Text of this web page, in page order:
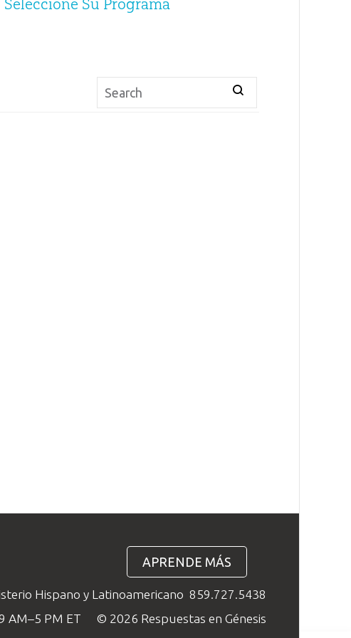
Seleccione Su Programa
APRENDE MÁS
Hispano y Latinoamericano 859.727.5438
AM–5 PM ET
© 2026 Respuestas en Génesis